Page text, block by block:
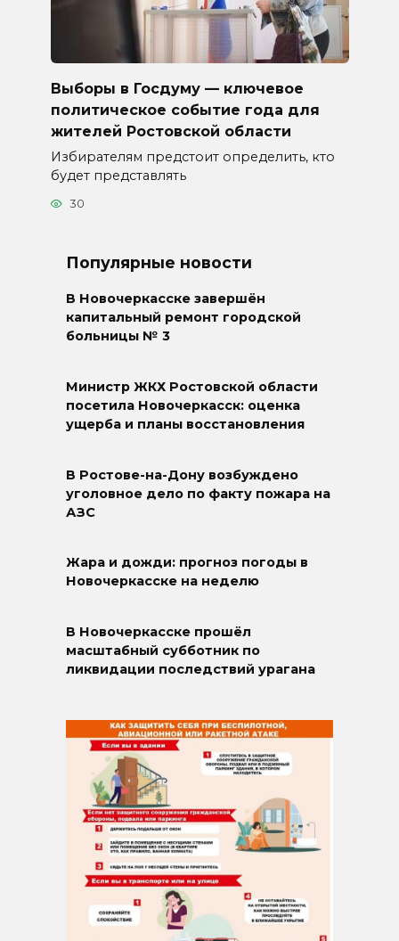
Выборы в Госдуму — ключевое
политическое событие года для
жителей Ростовской области
Избирателям предстоит определить, кто
будет представлять
30
Популярные новости
В Новочеркасске завершён
капитальный ремонт городской
больницы № 3
Министр ЖКХ Ростовской области
посетила Новочеркасск: оценка
ущерба и планы восстановления
В Ростове-на-Дону возбуждено
уголовное дело по факту пожара на
АЗС
Жара и дожди: прогноз погоды в
Новочеркасске на неделю
В Новочеркасске прошёл
масштабный субботник по
ликвидации последствий урагана